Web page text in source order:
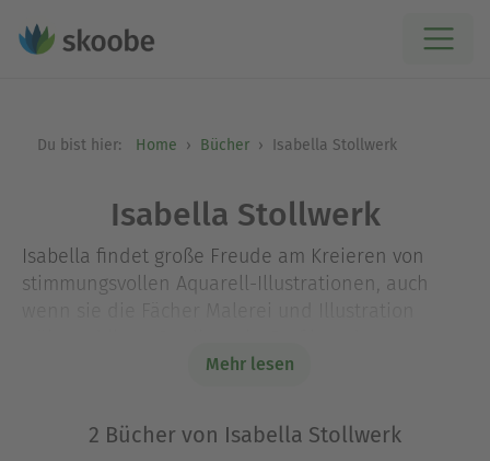
Du bist hier: Home Bücher Isabella Stollwerk
Isabella Stollwerk
Isabella findet große Freude am Kreieren von
stimmungsvollen Aquarell-Illustrationen, auch
Kommunikationsdesign nicht sonderlich mochte.
und hat als @_paperieur_ 40.000 begeisterte
Follower auf Instagram. Ihr erstes Watercolor-
Mehr lesen
2 Bücher von Isabella Stollwerk